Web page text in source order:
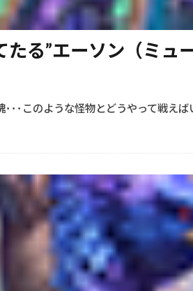
たる”エーソン（ミュ
･･このような怪物とどうやって戦えば